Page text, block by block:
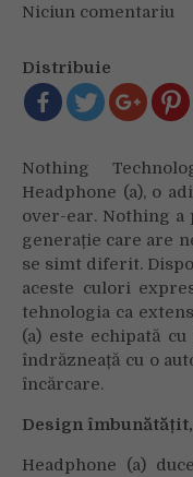
Niciun comentariu
și
o
a
de
Distribuie
Nothing
Headphone (a), o
over-ear. Nothing a
generație care are
se simt diferit.
aceste culori
tehnologia ca
(a) este echipată
îndrăzneață cu o
încărcare.
Design
Headphone (a)